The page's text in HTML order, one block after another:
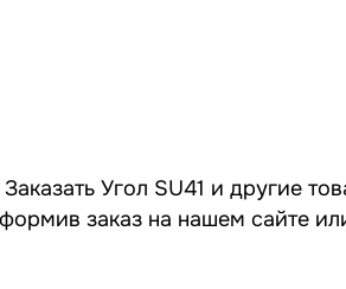
Угол SU41 и другие
заказ на нашем сайте